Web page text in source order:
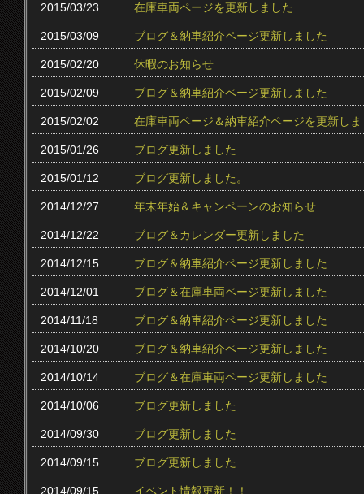
2015/03/23 在庫車両ページを更新しました
2015/03/09 ブログ＆納車紹介ページ更新しました
2015/02/20 休暇のお知らせ
2015/02/09 ブログ＆納車紹介ページ更新しました
2015/02/02 在庫車両ページ＆納車紹介ページを更新し
2015/01/26 ブログ更新しました
2015/01/12 ブログ更新しました。
2014/12/27 年末年始＆キャンペーンのお知らせ
2014/12/22 ブログ＆カレンダー更新しました
2014/12/15 ブログ＆納車紹介ページ更新しました
2014/12/01 ブログ＆在庫車両ページ更新しました
2014/11/18 ブログ＆納車紹介ページ更新しました
2014/10/20 ブログ＆納車紹介ページ更新しました
2014/10/14 ブログ＆在庫車両ページ更新しました
2014/10/06 ブログ更新しました
2014/09/30 ブログ更新しました
2014/09/15 ブログ更新しました
2014/09/15 イベント情報更新！！